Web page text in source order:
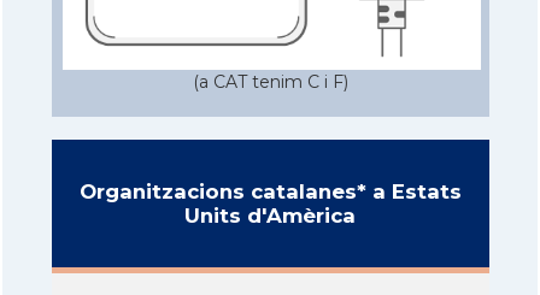
(a CAT tenim C i F)
Organitzacions catalanes* a Estats
Units d'Amèrica